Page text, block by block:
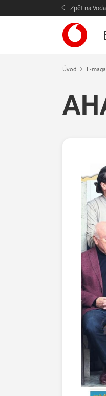
Zpět na
Úvod E-